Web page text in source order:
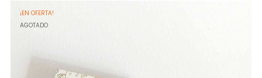
¡EN OFERTA!
AGOTADO